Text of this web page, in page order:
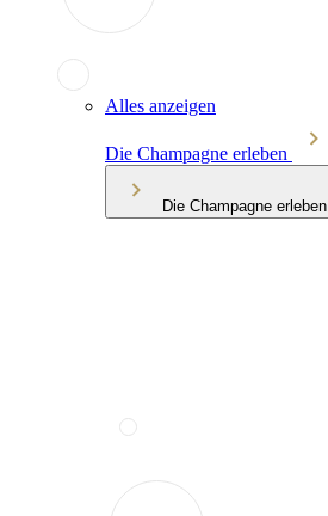
Alles anzeigen
Die Champagne erleben
Die Champagne erleben